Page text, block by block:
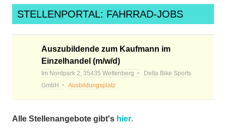
Wettenberg,
womencycling
STELLENPORTAL: FAHRRAD-JOBS
Auszubildende zum Kaufmann im
Einzelhandel (m/w/d)
Im Nordpark 2, 35435 Wettenberg
Delta Bike Sports
GmbH
Ausbildungsplatz
Alle Stellenangebote gibt's hier.